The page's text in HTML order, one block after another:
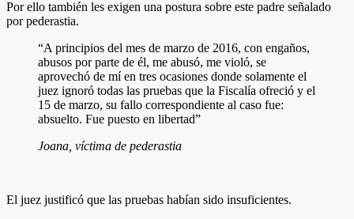
Por ello también les exigen una postura sobre este padre señalado
por pederastia.
“A principios del mes de marzo de 2016, con engaños,
abusos por parte de él, me abusó, me violó, se
aprovechó de mí en tres ocasiones donde solamente el
juez ignoró todas las pruebas que la Fiscalía ofreció y el
15 de marzo, su fallo correspondiente al caso fue:
absuelto. Fue puesto en libertad”
Joana, víctima de pederastia
El juez justificó que las pruebas habían sido insuficientes.